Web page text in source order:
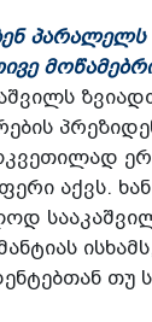
აქვს.
თუ